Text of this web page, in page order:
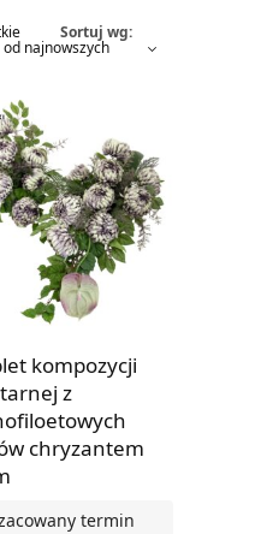
Sortuj wg:
kompozycji
z
chryzantem
termin